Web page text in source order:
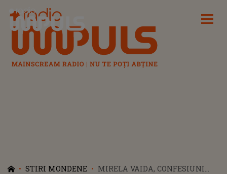
Radio Impuls
STIRI MONDENE
MIRELA VAIDA, CONFESIUNI